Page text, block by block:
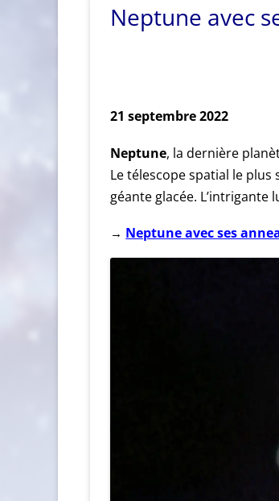
Neptune avec
21 septembre 2022
Neptune, la dernière
Le télescope spatial le
géante glacée.
→ Neptune avec ses